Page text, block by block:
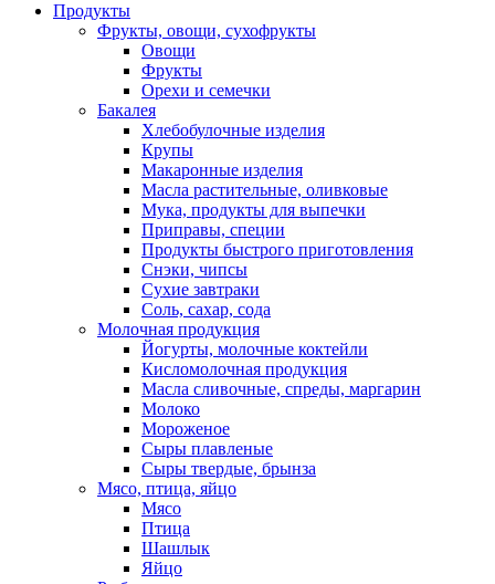
Продукты
Фрукты, овощи, сухофрукты
Овощи
Фрукты
Орехи и семечки
Бакалея
Хлебобулочные изделия
Крупы
Макаронные изделия
Масла растительные, оливковые
Мука, продукты для выпечки
Приправы, специи
Продукты быстрого приготовления
Снэки, чипсы
Сухие завтраки
Соль, сахар, сода
Молочная продукция
Йогурты, молочные коктейли
Кисломолочная продукция
Масла сливочные, спреды, маргарин
Молоко
Мороженое
Сыры плавленые
Сыры твердые, брынза
Мясо, птица, яйцо
Мясо
Птица
Шашлык
Яйцо